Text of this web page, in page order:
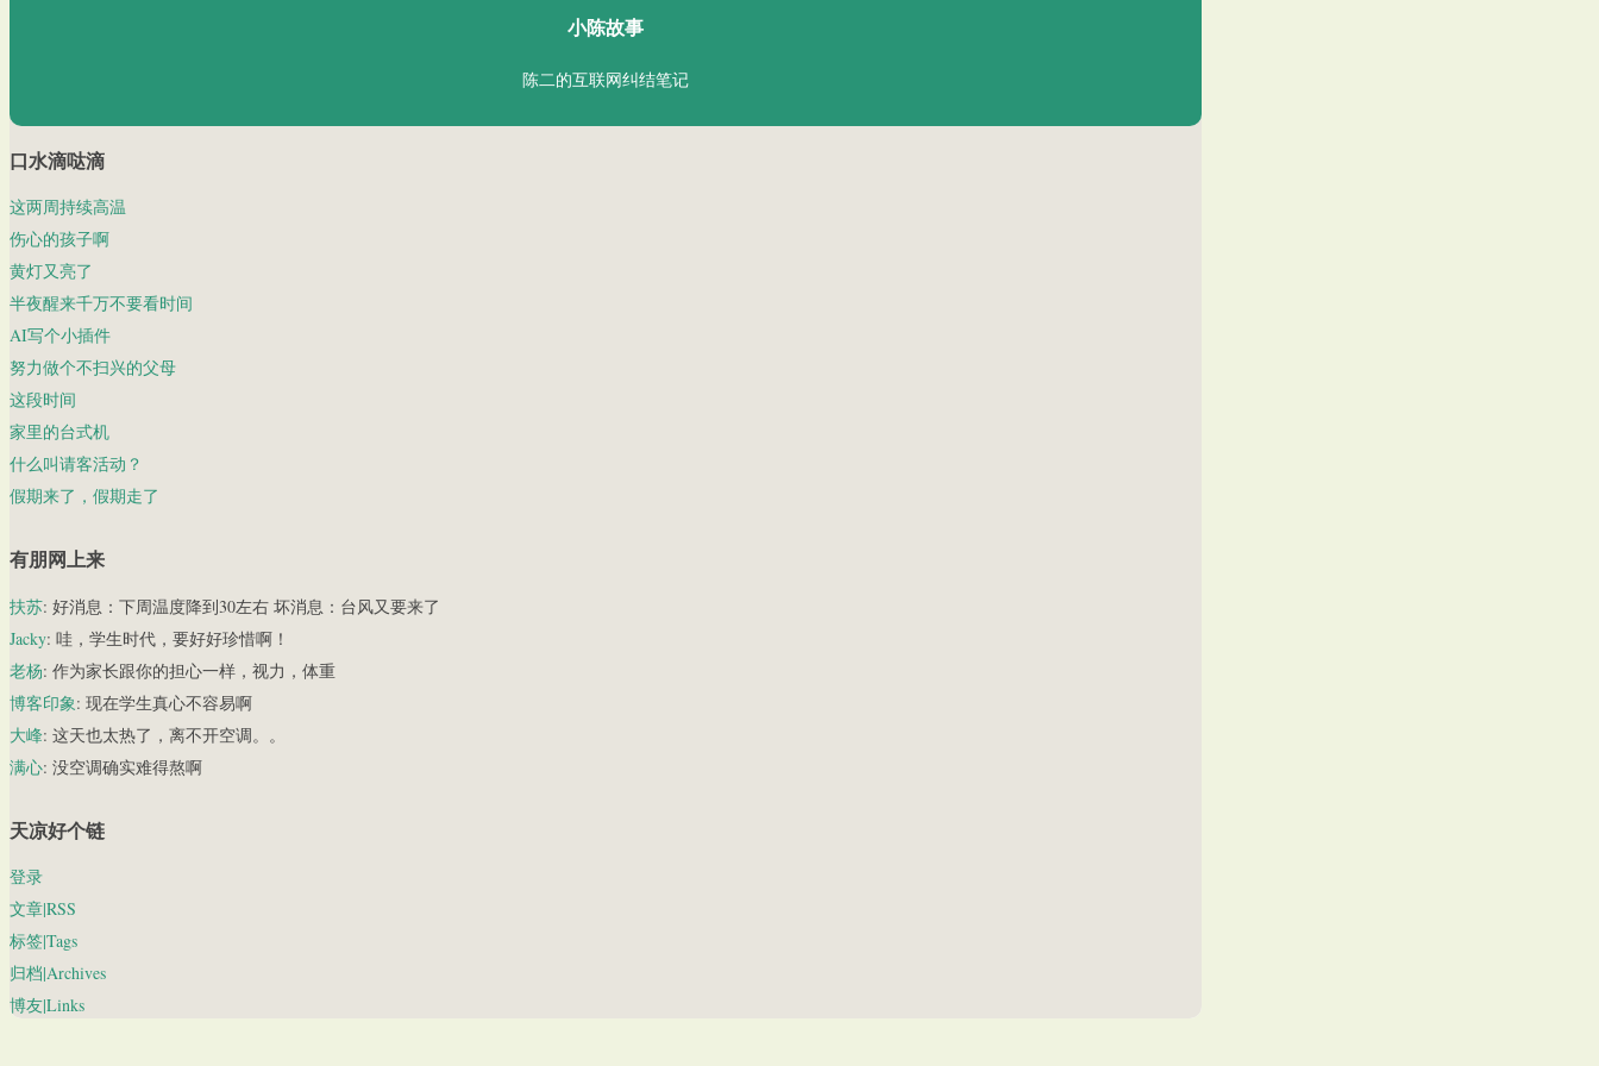
小陈故事
陈二的互联网纠结笔记
口水滴哒滴
这两周持续高温
伤心的孩子啊
黄灯又亮了
半夜醒来千万不要看时间
AI写个小插件
努力做个不扫兴的父母
这段时间
家里的台式机
什么叫请客活动？
假期来了，假期走了
有朋网上来
扶苏: 好消息：下周温度降到30左右 坏消息：台风又要来了
Jacky: 哇，学生时代，要好好珍惜啊！
老杨: 作为家长跟你的担心一样，视力，体重
博客印象: 现在学生真心不容易啊
大峰: 这天也太热了，离不开空调。。
满心: 没空调确实难得熬啊
天凉好个链
登录
文章|RSS
标签|Tags
归档|Archives
博友|Links